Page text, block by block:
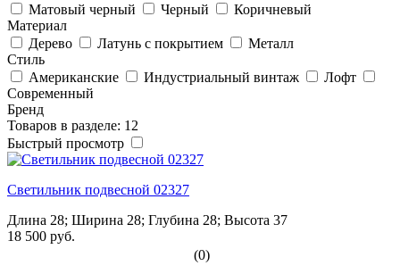
Матовый черный
Черный
Коричневый
Материал
Дерево
Латунь с покрытием
Металл
Стиль
Американские
Индустриальный винтаж
Лофт
Современный
Бренд
Товаров в разделе: 12
Быстрый просмотр
Светильник подвесной 02327
Длина 28; Ширина 28; Глубина 28; Высота 37
18 500 руб.
(0)